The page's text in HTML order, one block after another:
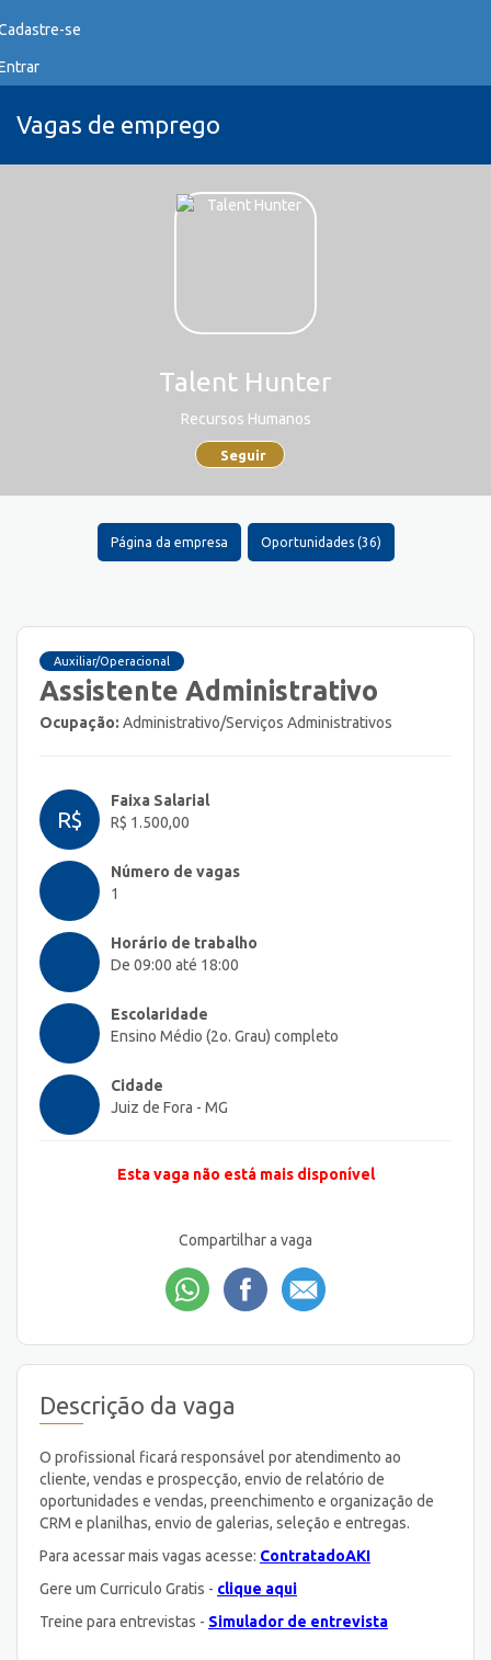
se
Vagas de emprego
Talent Hunter
Recursos Humanos
Seguir
Página da empresa Oportunidades (36)
Auxiliar/Operacional
Assistente Administrativo
Ocupação: Administrativo/Serviços Administrativos
R$
Faixa Salarial
R$ 1.500,00
Número de vagas
1
Horário de trabalho
De 09:00 até 18:00
Escolaridade
Ensino Médio (2o. Grau) completo
Cidade
Juiz de Fora - MG
Esta vaga não está mais disponível
Compartilhar a vaga
Descrição da vaga
O profissional ficará responsável por atendimento ao
cliente, vendas e prospecção, envio de relatório de
oportunidades e vendas, preenchimento e organização de
CRM e planilhas, envio de galerias, seleção e entregas.
Para acessar mais vagas acesse: ContratadoAKI
Gere um Curriculo Gratis - clique aqui
Treine para entrevistas - Simulador de entrevista